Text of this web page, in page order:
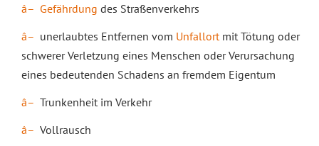
Gefährdung des Straßenverkehrs
unerlaubtes Entfernen vom Unfallort mit Tötung oder
schwerer Verletzung eines Menschen oder Verursachung
eines bedeutenden Schadens an fremdem Eigentum
Trunkenheit im Verkehr
Vollrausch